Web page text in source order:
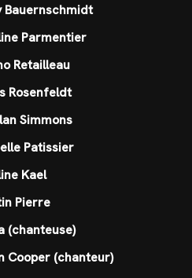
Bauernschmidt
Parmentier
Retailleau
Rosenfeldt
Simmons
Patissier
Kael
Pierre
(chanteuse)
Cooper (chanteur)